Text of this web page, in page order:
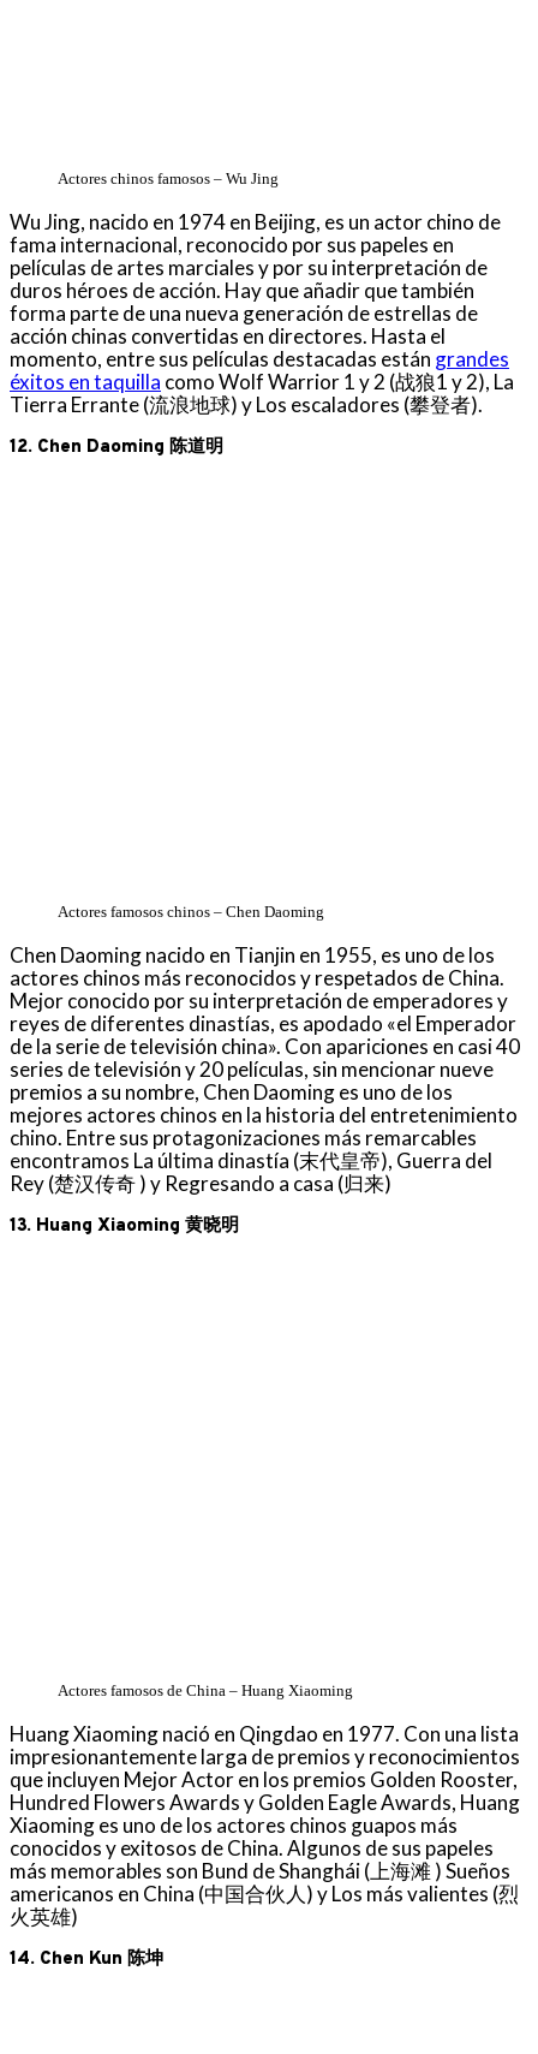
Actores chinos famosos – Wu Jing
Wu Jing, nacido en 1974 en Beijing, es un actor chino de
fama internacional, reconocido por sus papeles en
películas de artes marciales y por su interpretación de
duros héroes de acción. Hay que añadir que también
forma parte de una nueva generación de estrellas de
acción chinas convertidas en directores. Hasta el
momento, entre sus películas destacadas están grandes
éxitos en taquilla como Wolf Warrior 1 y 2 (战狼1 y 2), La
Tierra Errante (流浪地球) y Los escaladores (攀登者).
12. Chen Daoming 陈道明
Actores famosos chinos – Chen Daoming
Chen Daoming nacido en Tianjin en 1955, es uno de los
actores chinos más reconocidos y respetados de China.
Mejor conocido por su interpretación de emperadores y
reyes de diferentes dinastías, es apodado «el Emperador
de la serie de televisión china». Con apariciones en casi 40
series de televisión y 20 películas, sin mencionar nueve
premios a su nombre, Chen Daoming es uno de los
mejores actores chinos en la historia del entretenimiento
chino. Entre sus protagonizaciones más remarcables
encontramos La última dinastía (末代皇帝), Guerra del
Rey (楚汉传奇 ) y Regresando a casa (归来)
13. Huang Xiaoming 黄晓明
Actores famosos de China – Huang Xiaoming
Huang Xiaoming nació en Qingdao en 1977. Con una lista
impresionantemente larga de premios y reconocimientos
que incluyen Mejor Actor en los premios Golden Rooster,
Hundred Flowers Awards y Golden Eagle Awards, Huang
Xiaoming es uno de los actores chinos guapos más
conocidos y exitosos de China. Algunos de sus papeles
más memorables son Bund de Shanghái (上海滩 ) Sueños
americanos en China (中国合伙人) y Los más valientes (烈
火英雄)
14. Chen Kun 陈坤